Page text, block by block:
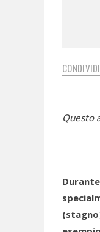
Questo